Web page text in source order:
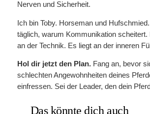
Nerven und Sicherheit.
Ich bin Toby. Horseman und
täglich, warum Kommunikation scheitert.
an der Technik. Es liegt an der inneren
Hol dir jetzt den Plan.Fang an, bevor
schlechten Angewohnheiten deines
einfressen. Sei der Leader, den dein
Das könnte dich auch